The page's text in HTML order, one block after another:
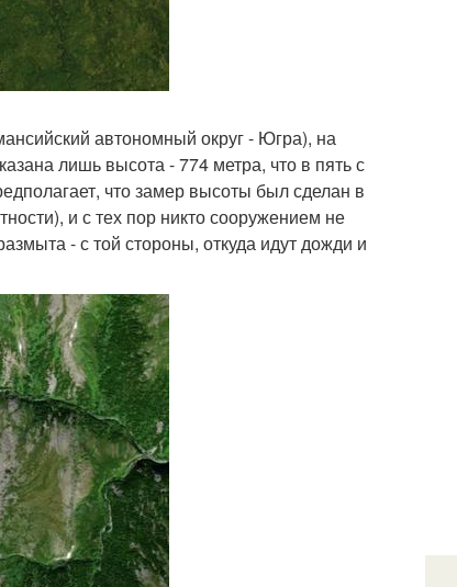
автономный округ - Югра), на
лишь высота - 774 метра, что в пять с
что замер высоты был сделан в
и с тех пор никто сооружением не
- с той стороны, откуда идут дожди и